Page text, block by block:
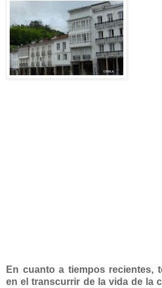
En cuanto a tiempos recientes,
en eltranscurrir de la vida de la